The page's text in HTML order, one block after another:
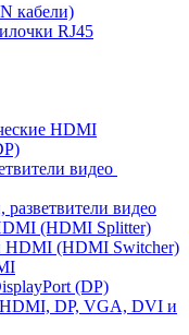
кабели)
RJ45
HDMI
видео
видео
(HDMI Splitter)
HDMI (HDMI Switcher)
(DP)
DP, VGA, DVI и